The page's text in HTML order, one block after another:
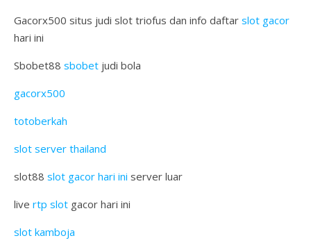
Gacorx500 situs judi slot triofus dan info daftar slot gacor
hari ini
Sbobet88 sbobet judi bola
gacorx500
totoberkah
slot server thailand
slot88 slot gacor hari ini server luar
live rtp slot gacor hari ini
slot kamboja